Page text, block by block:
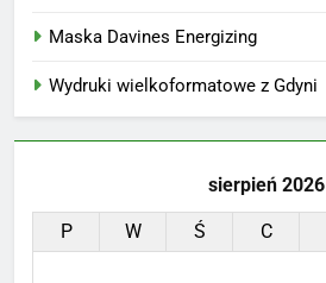
Maska Davines Energizing
Wydruki wielkoformatowe z Gdyni
sierpień 2026
P W Ś C